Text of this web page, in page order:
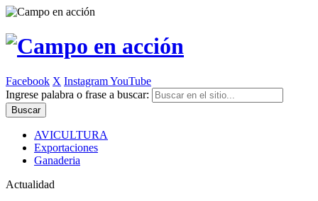
Facebook X InstagramYouTube
Ingrese palabra o frase a buscar:
AVICULTURA
Exportaciones
Ganaderia
Actualidad